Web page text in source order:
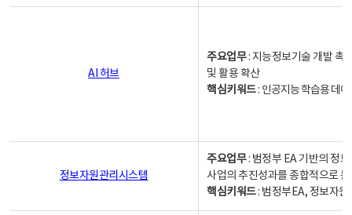
AI 허브
주요업무: 지능정보기술 개발 촉
및 활용 확산
핵심키워드: 인공지능 학습용 데
정보자원관리시스템
주요업무: 범정부 EA 기반의 정
사업의 추진성과를 종합적으로
핵심키워드: 범정부EA, 정보자